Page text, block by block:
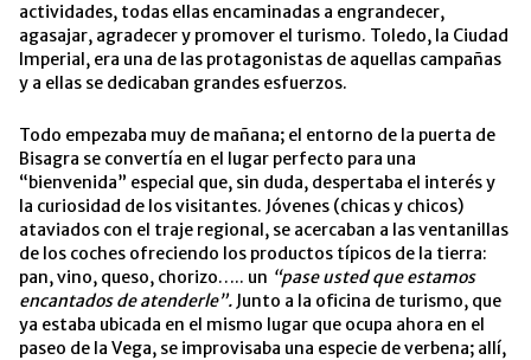
actividades, todas ellas encaminadas a engrandecer,
agasajar, agradecer y promover el turismo. Toledo, la Ciudad
Imperial, era una de las protagonistas de aquellas campañas
y a ellas se dedicaban grandes esfuerzos.
Todo empezaba muy de mañana; el entorno de la puerta de
Bisagra se convertía en el lugar perfecto para una
“bienvenida” especial que, sin duda, despertaba el interés y
la curiosidad de los visitantes. Jóvenes (chicas y chicos)
ataviados con el traje regional, se acercaban a las ventanillas
de los coches ofreciendo los productos típicos de la tierra:
pan, vino, queso, chorizo….. un “pase usted que estamos
encantados de atenderle”. Junto a la oficina de turismo, que
ya estaba ubicada en el mismo lugar que ocupa ahora en el
paseo de la Vega, se improvisaba una especie de verbena; allí,